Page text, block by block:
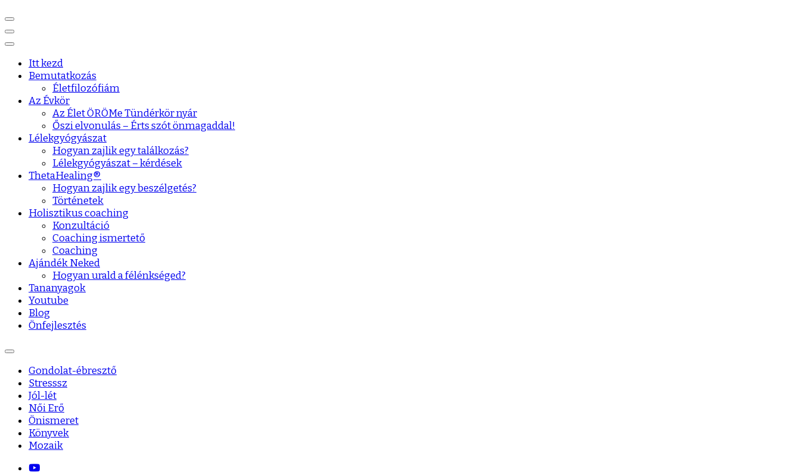
Itt kezd
Bemutatkozás
Életfilozófiám
Az Évkör
Az Élet ÖRÖMe Tündérkör nyár
Őszi elvonulás – Érts szót önmagaddal!
Lélekgyógyászat
Hogyan zajlik egy találkozás?
Lélekgyógyászat – kérdések
ThetaHealing®
Hogyan zajlik egy beszélgetés?
Történetek
Holisztikus coaching
Konzultáció
Coaching ismertető
Coaching
Ajándék Neked
Hogyan urald a félénkséged?
Tananyagok
Youtube
Blog
Önfejlesztés
Gondolat-ébresztő
Stresssz
Jól-lét
Női Erő
Önismeret
Könyvek
Mozaik